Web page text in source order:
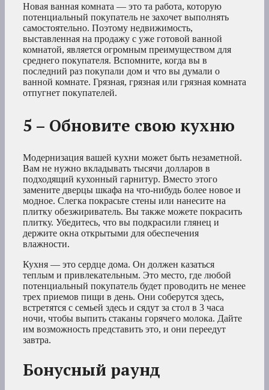
Новая ванная комната — это та работа, которую
потенциальный покупатель не захочет выполнять
самостоятельно. Поэтому недвижимость,
выставленная на продажу с уже готовой ванной
комнатой, является огромным преимуществом для
среднего покупателя. Вспомните, когда вы в
последний раз покупали дом и что вы думали о
ванной комнате. Грязная, грязная или грязная комната
отпугнет покупателей.
5 – Обновите свою кухню
Модернизация вашей кухни может быть незаметной.
Вам не нужно вкладывать тысячи долларов в
подходящий кухонный гарнитур. Вместо этого
замените дверцы шкафа на что-нибудь более новое и
модное. Слегка покрасьте стены или нанесите на
плитку обезжириватель. Вы также можете покрасить
плитку. Убедитесь, что вы подкрасили глянец и
держите окна открытыми для обеспечения
влажности.
Кухня — это сердце дома. Он должен казаться
теплым и привлекательным. Это место, где любой
потенциальный покупатель будет проводить не менее
трех приемов пищи в день. Они соберутся здесь,
встретятся с семьей здесь и сядут за стол в 3 часа
ночи, чтобы выпить стаканы горячего молока. Дайте
им возможность представить это, и они переедут
завтра.
Бонусный раунд